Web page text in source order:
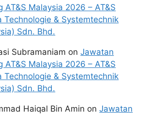
AT&S Malaysia 2026 – AT&S
Technologie & Systemtechnik
Sdn. Bhd.
Subramaniam onJawatan
AT&S Malaysia 2026 – AT&S
Technologie & Systemtechnik
Sdn. Bhd.
Haiqal Bin Amin onJawatan